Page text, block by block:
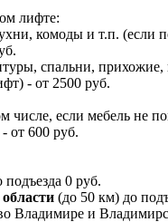
лифте:
комоды и т.п. (если
спальни, прихожие,
- от 2500 руб.
числе, если мебель не
от 600 руб.
подъезда 0 руб.
(до 50 км) до
Владимире и